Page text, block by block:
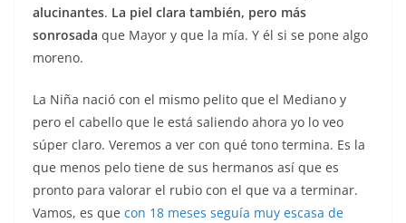
alucinantes. La piel clara también, pero más
sonrosada que Mayor y que la mía. Y él si se pone algo
moreno.
La Niña nació con el mismo pelito que el Mediano y
pero el cabello que le está saliendo ahora yo lo veo
súper claro. Veremos a ver con qué tono termina. Es la
que menos pelo tiene de sus hermanos así que es
pronto para valorar el rubio con el que va a terminar.
Vamos, es que con 18 meses seguía muy escasa de